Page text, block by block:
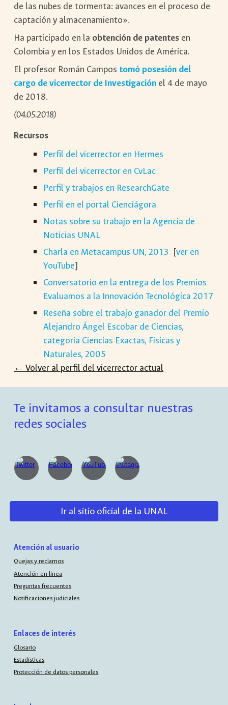
de las nubes de tormenta: avances en el proceso de
captación y almacenamiento».
Ha participado en la obtención de patentes en
Colombia y en los Estados Unidos de América.
El profesor Román Campos tomó posesión del
cargo de vicerrector de Investigación el 4 de mayo
de 2018.
(04.05.2018)
Recursos
Perfil del vicerrector en Hermes
Perfil del vicerrector en CvLac
Perfil y trabajos en ResearchGate
Perfil en el portal Cienciágora
Notas sobre su trabajo en la Agencia de
Noticias UNAL
Charla en Metacampus UN, 2013 [ver en
YouTube]
Conversatorio en la entrega de los Premios
Evaluamos a la Innovación Tecnológica 2017
Reseña sobre el trabajo ganador del Premio
Alejandro Ángel Escobar de Ciencias,
categoría Ciencias Exactas, Físicas y
Naturales, 2005
← Volver al perfil del vicerrector actual
Te invitamos a consultar nuestras
redes sociales
Ir al sitio oficial de la UNAL
Atención al usuario
Quejas y reclamos
Atención en línea
Preguntas frecuentes
Notificaciones judiciales
Enlaces de interés
Glosario
Estadísticas
Protección de datos personales